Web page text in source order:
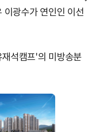
광수가 연인인 이선
석캠프'의 미방송분